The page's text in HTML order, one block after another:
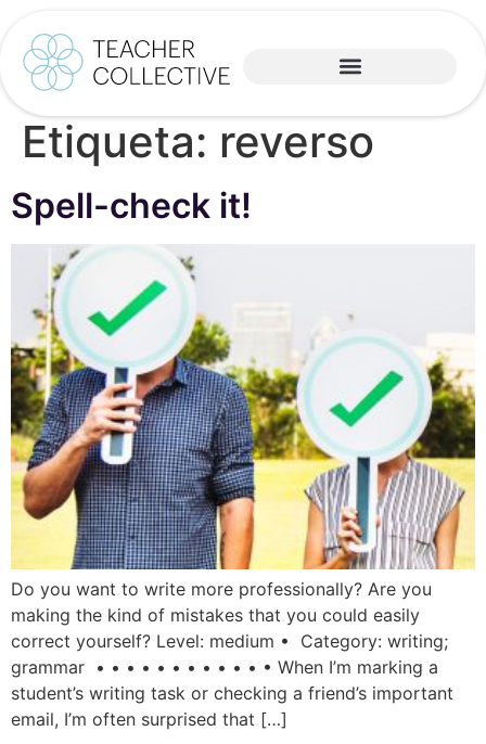
Etiqueta: reverso
Spell-check it!
Do you want to write more professionally? Are you
making the kind of mistakes that you could easily
correct yourself? Level: medium • Category: writing;
grammar • • • • • • • • • • • • When I’m marking a
student’s writing task or checking a friend’s important
email, I’m often surprised that […]